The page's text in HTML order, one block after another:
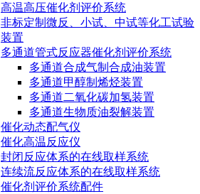
高温高压催化剂评价系统
非标定制微反、小试、中试等化工试验
装置
多通道管式反应器催化剂评价系统
多通道合成气制合成油装置
多通道甲醇制烯烃装置
多通道二氧化碳加氢装置
多通道生物质油裂解装置
催化动态配气仪
催化高温反应仪
封闭反应体系的在线取样系统
连续流反应体系的在线取样系统
催化剂评价系统配件